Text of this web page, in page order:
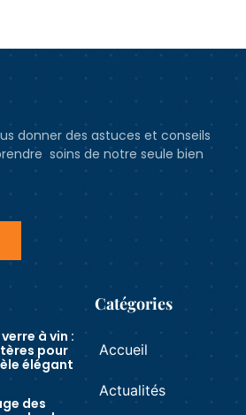
donner des astuces et conseils
soins de notre seule bien
à vin :
pour
élégant
des
Catégories
Accueil
Actualités